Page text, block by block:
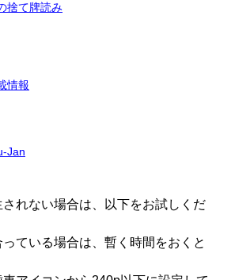
捨て牌読み
情報
Jan
れない場合は、以下をお試しくだ
っている場合は、暫く時間をおくと